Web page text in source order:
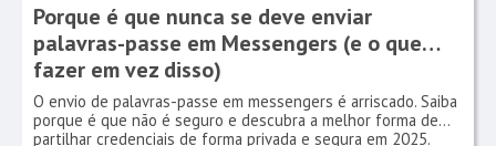
Porque é que nunca se deve enviar
palavras-passe em Messengers (e o que
fazer em vez disso)
O envio de palavras-passe em messengers é arriscado. Saiba
porque é que não é seguro e descubra a melhor forma de
partilhar credenciais de forma privada e segura em 2025.